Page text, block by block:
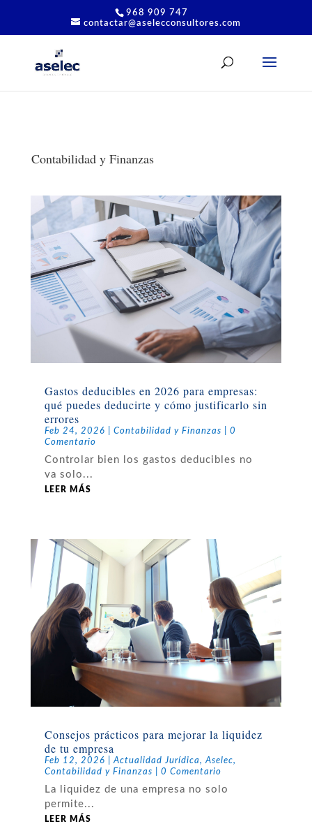
968 909 747
contactar@aselecconsultores.com
Contabilidad y Finanzas
Gastos deducibles en 2026 para empresas:
qué puedes deducirte y cómo justificarlo sin
errores
Feb 24, 2026 Contabilidad y Finanzas | 0
Comentario
Controlar bien los gastos deducibles no
va solo...
LEER MÁS
Consejos prácticos para mejorar la liquidez
de tu empresa
Feb 12, 2026 |Actualidad Jurídica,Aselec,
Contabilidad y Finanzas | 0 Comentario
La liquidez de una empresa no solo
permite...
LEER MÁS